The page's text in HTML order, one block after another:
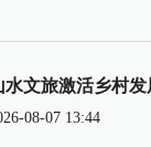
水文旅激活乡村发
08-07 13:44